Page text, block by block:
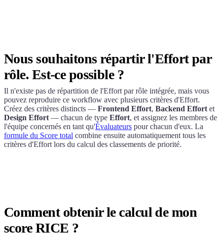
Nous souhaitons répartir l'Effort par
rôle. Est-ce possible ?
Il n'existe pas de répartition de l'Effort par rôle intégrée, mais vous
pouvez reproduire ce workflow avec plusieurs critères d'Effort.
Créez des critères distincts — Frontend Effort, Backend Effort et
Design Effort — chacun de type Effort, et assignez les membres de
l'équipe concernés en tant qu'Évaluateurs pour chacun d'eux. La
formule du Score total combine ensuite automatiquement tous les
critères d'Effort lors du calcul des classements de priorité.
Comment obtenir le calcul de mon
score RICE ?